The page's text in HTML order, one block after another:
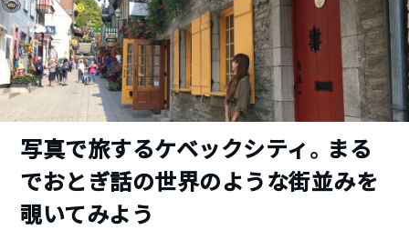
写真で旅するケベックシティ。まる
でおとぎ話の世界のような街並みを
覗いてみよう